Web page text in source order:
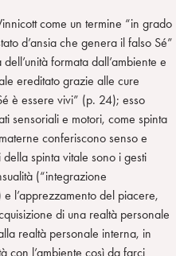
come un termine “in grado
d’ansia che genera il falso Sé”
formata dall’ambiente e
ereditato grazie alle cure
è essere vivi” (p. 24); esso
sensoriali e motori, come spinta
conferiscono senso e
spinta vitale sono i gesti
(“integrazione
l’apprezzamento del piacere,
di una realtà personale
realtà personale interna, in
con l’ambiente così da farci